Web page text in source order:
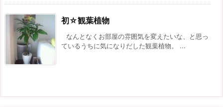
初☆観葉植物
なんとなくお部屋の雰囲気を変えたいな、と思っ
ているうちに気になりだした観葉植物。 ...